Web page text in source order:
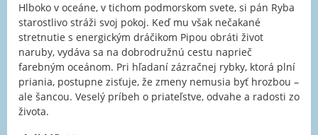
Hlboko v oceáne, v tichom podmorskom svete, si pán Ryba
starostlivo stráži svoj pokoj. Keď mu však nečakané
stretnutie s energickým dráčikom Pipou obráti život
naruby, vydáva sa na dobrodružnú cestu naprieč
farebným oceánom. Pri hľadaní zázračnej rybky, ktorá plní
priania, postupne zisťuje, že zmeny nemusia byť hrozbou –
ale šancou. Veselý príbeh o priateľstve, odvahe a radosti zo
života.